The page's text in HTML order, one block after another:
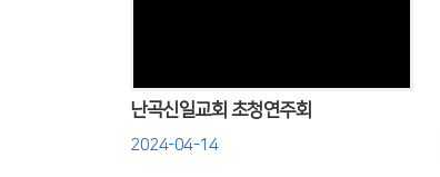
난곡신일교회 초청연주회
2024-04-14